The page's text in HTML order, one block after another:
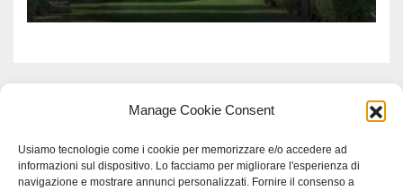
Manage Cookie Consent
Usiamo tecnologie come i cookie per memorizzare e/o accedere ad
informazioni sul dispositivo. Lo facciamo per migliorare l'esperienza di
navigazione e mostrare annunci personalizzati. Fornire il consenso a